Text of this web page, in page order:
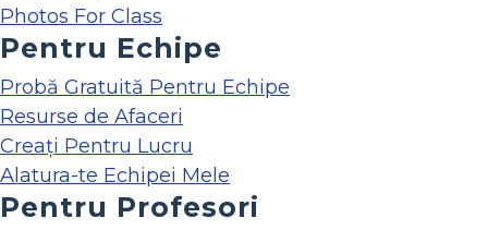
Photos For Class
Pentru Echipe
Probă Gratuită Pentru Echipe
Resurse de Afaceri
Creați Pentru Lucru
Alatura-te Echipei Mele
Pentru Profesori